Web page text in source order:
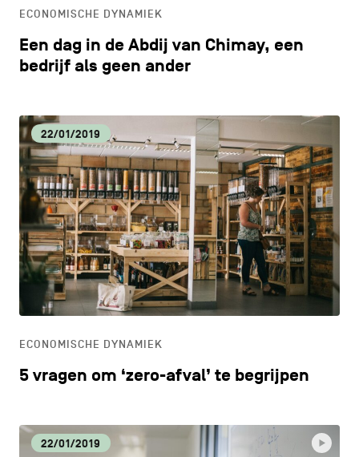
ECONOMISCHE DYNAMIEK
Een dag in de Abdij van Chimay, een
bedrijf als geen ander
22/01/2019
ECONOMISCHE DYNAMIEK
5 vragen om ‘zero-afval’ te begrijpen
22/01/2019